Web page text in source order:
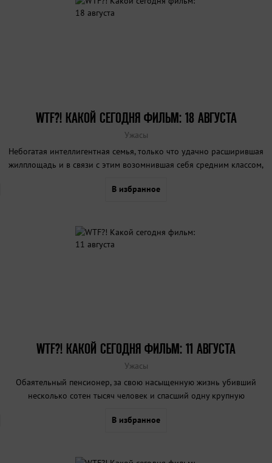
WTF?! КАКОЙ СЕГОДНЯ ФИЛЬМ: 18 АВГУСТА
Ужасы
Небогатая интеллигентная семья, только что удачно расширившая
жилплощадь и в связи с этим возомнившая себя средним классом,
В избранное
WTF?! КАКОЙ СЕГОДНЯ ФИЛЬМ: 11 АВГУСТА
Ужасы
Обаятельный пенсионер, за свою насыщенную жизнь убивший
несколько сотен тысяч человек и спасший одну крупную
жизненным опытом с невидимым собеседником, изредка
В избранное